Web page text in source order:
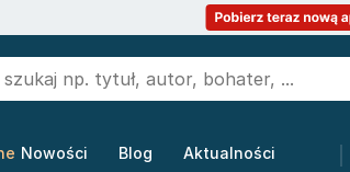
Nowości Blog Aktualności